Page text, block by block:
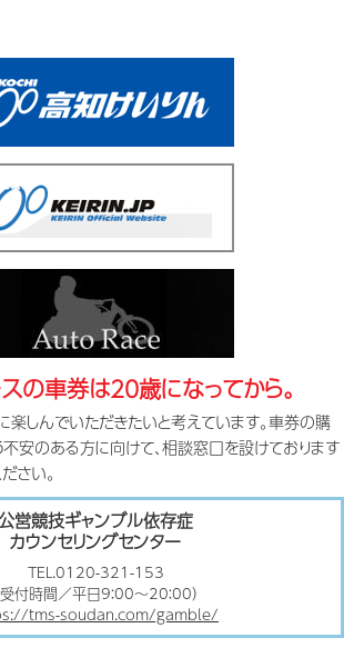
の車券は20歳になってから。
楽しんでいただきたいと考えています。車券の購
不安のある方に向けて、相談窓口を設けております
さい。
営競技ギャンブル依存症
カウンセリングセンター
TEL.0120-321-153
受付時間／平日9：00〜20：00）
tms-soudan.com/gamble/